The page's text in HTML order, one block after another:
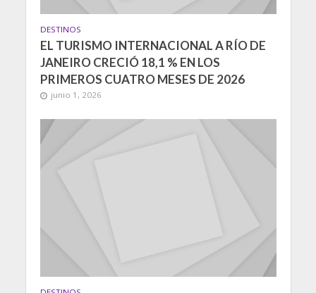
DESTINOS
EL TURISMO INTERNACIONAL A RÍO DE
JANEIRO CRECIÓ 18,1 % EN LOS
PRIMEROS CUATRO MESES DE 2026
junio 1, 2026